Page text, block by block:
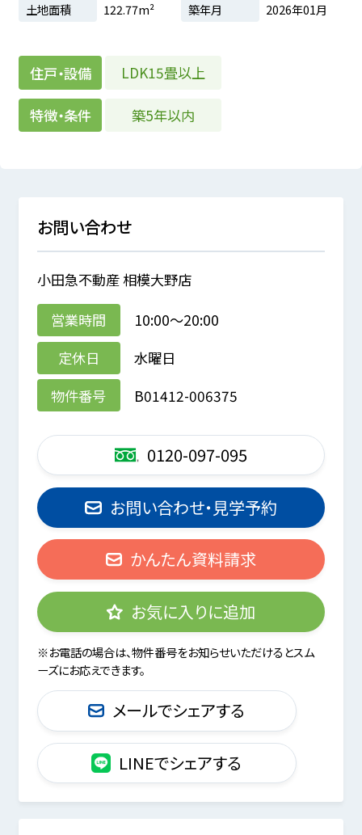
土地面積
122.77m² 築年月 2026年01月
住戸・設備 LDK15畳以上
特徴・条件 築5年以内
お問い合わせ
小田急不動産 相模大野店
営業時間
10:00～20:00
定休日
水曜日
物件番号
B01412-006375
0120-097-095
お問い合わせ・見学予約
かんたん資料請求
お気に入りに追加
※お電話の場合は、物件番号をお知らせいただけるとスム
ーズにお応えできます。
メールでシェアする
LINEでシェアする